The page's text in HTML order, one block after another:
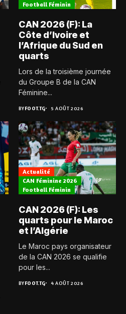
Football Féminin
CAN 2026 (F): La
Côte d’Ivoire et
l’Afrique du Sud en
quarts
Lors de la troisième journée
du Groupe B de la CAN
Féminine...
BYFOOT.TG 5 AOÛT 2026
Actualité
CAN Féminine 2026
Football Féminin
CAN 2026 (F): Les
quarts pour le Maroc
et l’Algérie
Le Maroc pays organisateur
de la CAN 2026 se qualifie
pour les...
BYFOOT.TG 4 AOÛT 2026